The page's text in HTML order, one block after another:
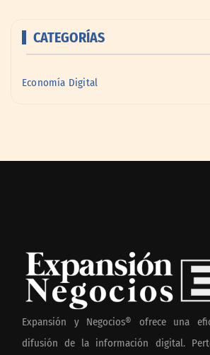
CATEGORÍAS
Economía Digital
Expansión y Negocios® ofrece una
difusión de la información digital.